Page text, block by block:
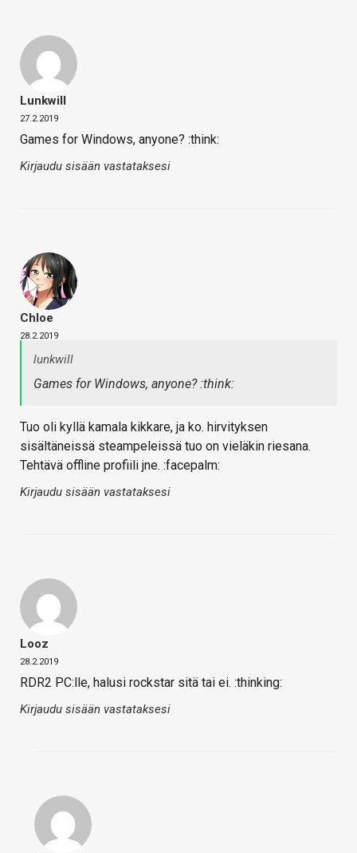
Lunkwill
27.2.2019
Games for Windows, anyone? :think:
Kirjaudu sisään vastataksesi
Chloe
28.2.2019
lunkwill
Games for Windows, anyone? :think:
Tuo oli kyllä kamala kikkare, ja ko. hirvityksen
sisältäneissä steampeleissä tuo on vieläkin riesana.
Tehtävä offline profiili jne. :facepalm:
Kirjaudu sisään vastataksesi
Looz
28.2.2019
RDR2 PC:lle, halusi rockstar sitä tai ei. :thinking:
Kirjaudu sisään vastataksesi